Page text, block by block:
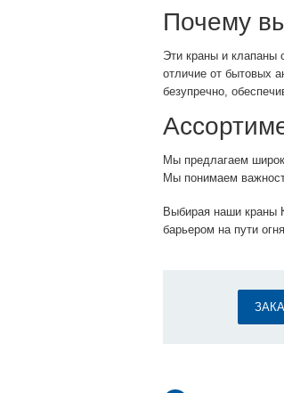
Почему
Эти краны и клапаны
отличие от бытовых
безупречно,
Мы предлагаем
Мы понимаем
Выбирая наши краны
барьером на пути